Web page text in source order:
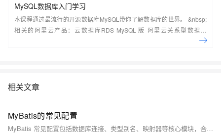
MySQL数据库入门学习
本课程通过最流行的开源数据库MySQL带你了解数据库的世界。 &nbsp;
相关的阿里云产品：云数据库RDS MySQL 版 阿里云关系型数据库
RDS（Relational Database Service）是一种稳定可靠、可弹性伸缩的在
相关文章
MyBatis的常见配置
MyBatis 常见配置包括数据库连接、类型别名、映射器等核心模块，合理配置可提升开发效率与系统性能。主要内容涵盖核心配置文件结构、关键配置项详解及配置优先级说明。